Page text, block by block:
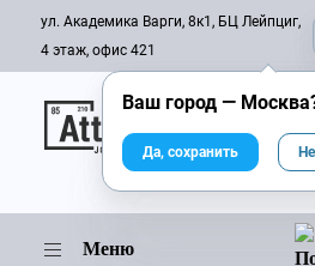
ул. Академика Варги, 8к1, БЦ Лейпциг,
4 этаж, офис 421
Онлайн-журнал
Меню
Ваш город — Москва
Да, сохранить